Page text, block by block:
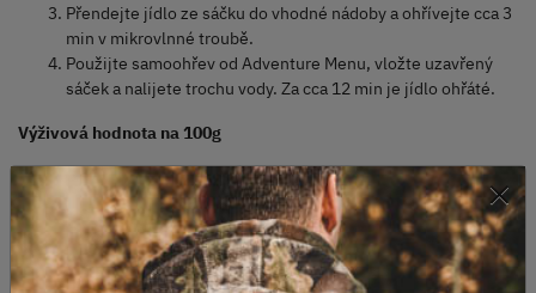
Přendejte jídlo ze sáčku do vhodné nádoby a ohřívejte cca 3
min v mikrovlnné troubě.
Použijte samoohřev od Adventure Menu, vložte uzavřený
sáček a nalijete trochu vody. Za cca 12 min je jídlo ohřáté.
Výživová hodnota na 100g
Energetická hodnota - 139 kJ / 33 kcal
Tuky - 0,7 g
Nasycené mastné kyseliny - 0,1 g
Sacharidy - 4,7 g
Cukry - 1 g
×